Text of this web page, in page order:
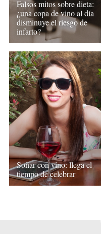
Falsos mitos sobre dieta:
¿una copa de vino al día
disminuye el riesgo de
infarto?
Soñar con vino: llega el
tiempo de celebrar